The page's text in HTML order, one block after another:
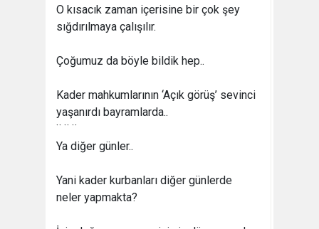
O kısacık zaman içerisine bir çok şey
sığdırılmaya çalışılır.
Çoğumuz da böyle bildik hep..
Kader mahkumlarının ‘Açık görüş’ sevinci
yaşanırdı bayramlarda..
¨ ¨ ¨
Ya diğer günler..
Yani kader kurbanları diğer günlerde
neler yapmakta?